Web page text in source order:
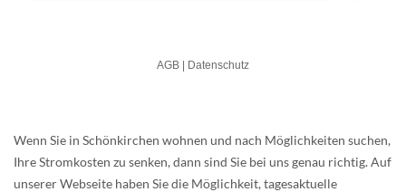
Wenn Sie in Schönkirchen wohnen und nach Möglichkeiten suchen,
Ihre Stromkosten zu senken, dann sind Sie bei uns genau richtig. Auf
unserer Webseite haben Sie die Möglichkeit, tagesaktuelle